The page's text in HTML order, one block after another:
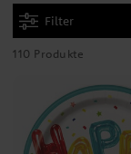
Filter
110 Produkte